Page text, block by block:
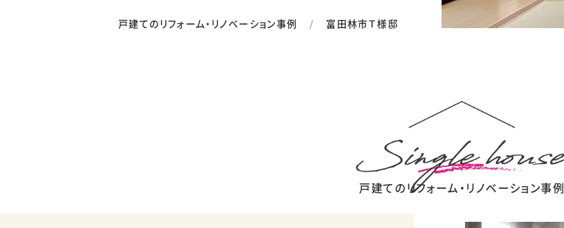
戸建てのリフォーム・リノベーション事例 富田林市Ｔ様邸
戸建てのリフォーム・リノベーション事例